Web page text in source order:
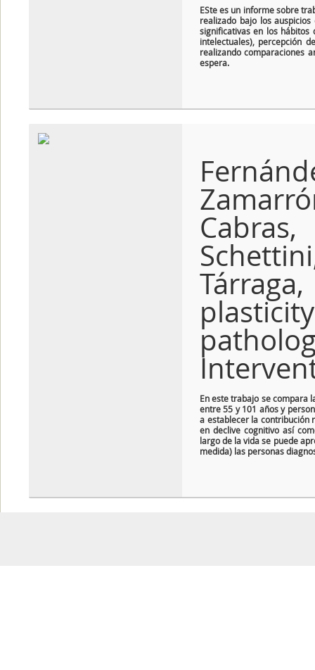
ESte es un informe sobre
realizado bajo los
significativas en los hábitos
intelectuales), percepción
realizando comparaciones
espera.
En este trabajo se compara
entre 55 y 101 años y
a establecer la contribución
en declive cognitivo así
largo de la vida se puede
medida) las personas